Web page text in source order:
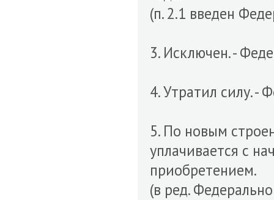
(п. 2.1 введен
3. Исключен. -
4. Утратил силу. -
5. По новым
уплачивается с
приобретением.
(в ред.